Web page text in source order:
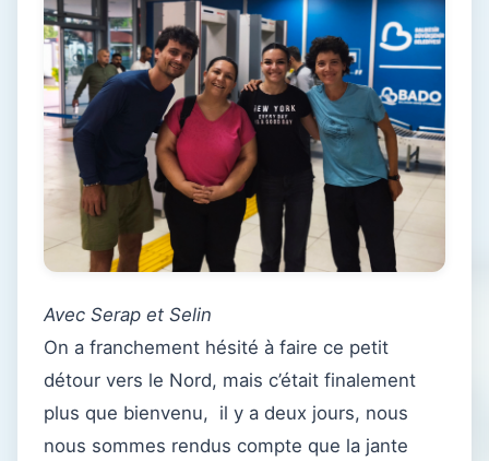
Avec Serap et Selin
On a franchement hésité à faire ce petit
détour vers le Nord, mais c’était finalement
plus que bienvenu, il y a deux jours, nous
nous sommes rendus compte que la jante